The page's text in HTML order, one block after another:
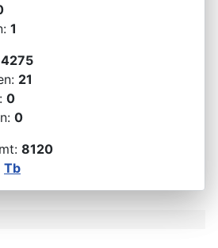
1
4275
21
0
0
8120
Tb